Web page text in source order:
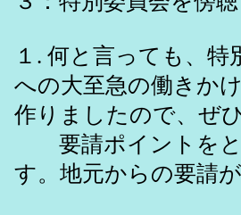
１. 何と言っても、
への大至急の働きか
作りましたので、ぜ
要請ポイントをと
す。地元からの要請が